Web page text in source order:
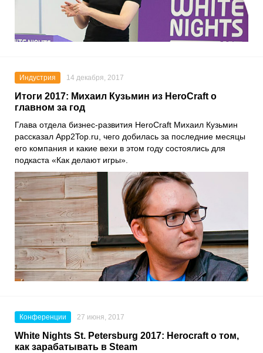
Индустрия 14 декабря, 2017
Итоги 2017: Михаил Кузьмин из HeroCraft о
главном за год
Глава отдела бизнес-развития HeroCraft Михаил Кузьмин
рассказал App2Top.ru, чего добилась за последние месяцы
его компания и какие вехи в этом году состоялись для
подкаста «Как делают игры».
Конференции 27 июня, 2017
White Nights St. Petersburg 2017: Herocraft о том,
как зарабатывать в Steam